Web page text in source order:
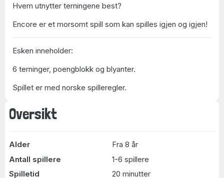
Oversikt
Alder
Fra 8 år
Antall spillere
1-6 spillere
Spilletid
20 minutter
Hvem utnytter terningene best?
Encore er et morsomt spill som kan spilles igjen og igjen!
Esken inneholder:
6 terninger, poengblokk og blyanter.
Spillet er med norske spilleregler.